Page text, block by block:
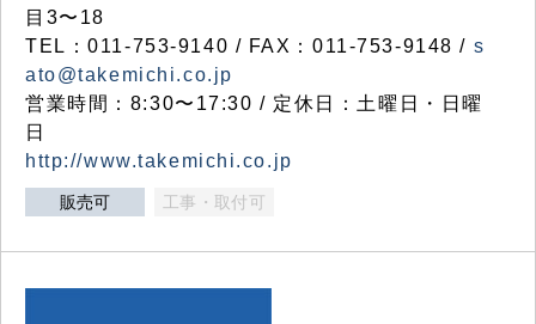
目3〜18
TEL：011-753-9140 / FAX：011-753-9148 / s
ato@takemichi.co.jp
営業時間：8:30〜17:30 / 定休日：土曜日・日曜
日
http://www.takemichi.co.jp
販売可 工事・取付可